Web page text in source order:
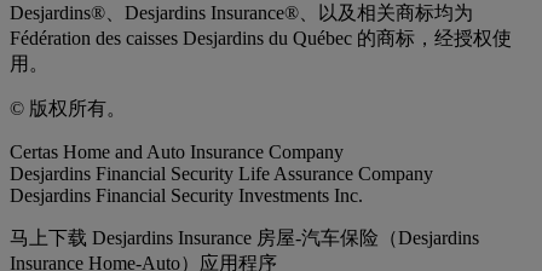
Desjardins®、Desjardins Insurance®、以及相关商标均为
Fédération des caisses Desjardins du Québec 的商标，经授权使
用。
© 版权所有。
Certas Home and Auto Insurance Company
Desjardins Financial Security Life Assurance Company
Desjardins Financial Security Investments Inc.
马上下载 Desjardins Insurance 房屋-汽车保险（Desjardins
Insurance Home-Auto）应用程序